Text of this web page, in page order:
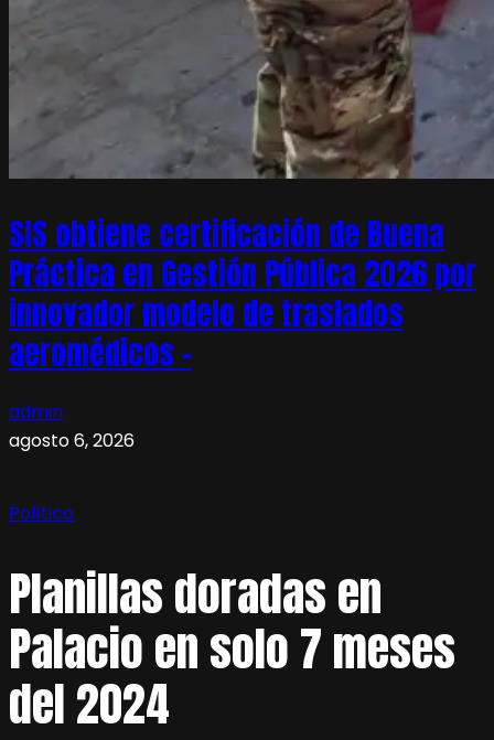
SIS obtiene certificación de Buena
Práctica en Gestión Pública 2026 por
innovador modelo de traslados
aeromédicos –
admin
agosto 6, 2026
Política
Planillas doradas en
Palacio en solo 7 meses
del 2024